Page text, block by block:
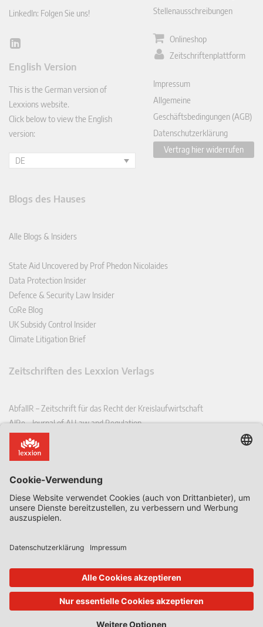
LinkedIn: Folgen Sie uns!
Lin
In
English Version
This is the German version of
Lexxions website.
Click below to view the English
version:
DE
Stellenausschreibungen
Onlineshop
Zeitschriftenplattform
Impressum
Allgemeine
Geschäftsbedingungen (AGB)
Datenschutzerklärung
Vertrag hier widerrufen
Blogs des Hauses
Alle Blogs & Insiders
State Aid Uncovered by Prof Phedon Nicolaides
Data Protection Insider
Defence & Security Law Insider
CoRe Blog
UK Subsidy Control Insider
Climate Litigation Brief
Zeitschriften des Lexxion Verlags
AbfallR – Zeitschrift für das Recht der Kreislaufwirtschaft
AIRe – Journal of AI Law and Regulation
CCLR – Carbon & Climate Law Review
CoRe – European Competition and Regulatory Law Review
EDSeQ – European Defence & Security Law & Policy Quarterly
EFFL – European Food and Feed Law Review
EHPL – European Health & Pharmaceutical Law Review
EPPPL – European Procurement & Public Private Partnership Law
EStAL – European State Aid Law Quarterly
EurUP – Zeitschrift für Europäisches Umwelt- und Planungsrecht
ICRL – International Chemical Regulatory and Law Review
StoffR – Zeitschrift für Stoffrecht
UWP – Umweltrechtliche Beiträge aus Wissenschaft und Praxis